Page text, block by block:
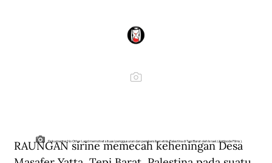
Dokumenter No Other Land memotret situasi penggusuran dan pembersihan etnis Palestina di Tepi Barat oleh Israel. (Antipode Films).
RAUNGAN sirine memecah keheningan Desa